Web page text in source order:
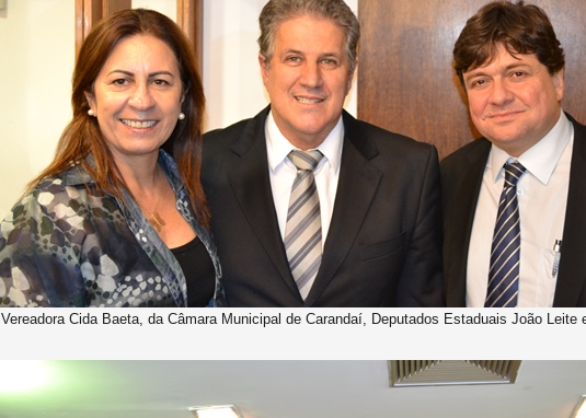
Vereadora Cida Baeta, da Câmara Municipal de Carandaí, Deputados Estaduais João Leite